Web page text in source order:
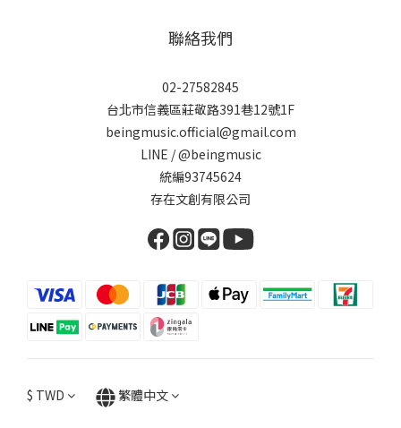
聯絡我們
02-27582845
台北市信義區莊敬路391巷12號1F
beingmusic.official@gmail.com
LINE / @beingmusic
統編93745624
存在文創有限公司
$ TWD 繁體中文